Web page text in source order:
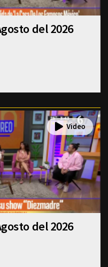
del 2026
del 2026